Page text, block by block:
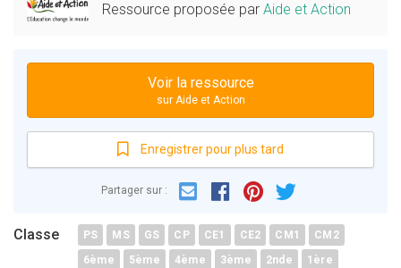
Classe PS MS GS CP CE1 CE2 CM1
CM2
6ème
5ème 4ème 3ème 2nde
1ère
Voir la ressource
sur Aide et Action
Enregistrer pour plus tard
Partager sur : EmailFacebook
Pinterest
Ressource proposée par Aide et Action